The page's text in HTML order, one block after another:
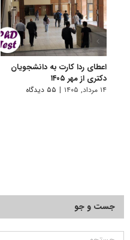
اعطای ردا کارت به دانشجویان
دکتری از مهر ۱۴۰۵
۱۴ مرداد, ۱۴۰۵ | ۵۵ دیدگاه
جست و جو